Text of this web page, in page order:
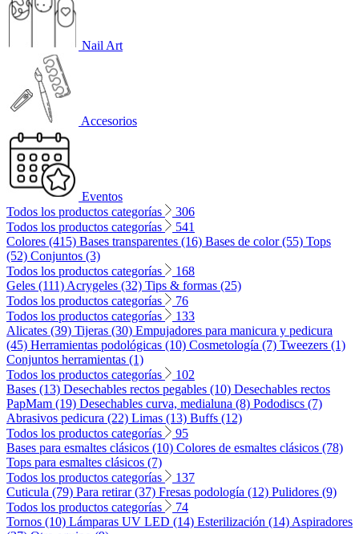
Nail Art
Accesorios
Eventos
Todos los productos categorías
306
Todos los productos categorías
541
Colores (415) Bases transparentes (16) Bases de color (55) Tops
(52) Conjuntos (3)
Todos los productos categorías
168
Geles (111) Acrygeles (32) Tips & formas (25)
Todos los productos categorías
76
Todos los productos categorías
133
Alicates (39) Tijeras (30) Empujadores para manicura y pedicura
(45) Herramientas podológicas (10) Cosmetología (7) Tweezers (1)
Conjuntos herramientas (1)
Todos los productos categorías
102
Bases (13) Desechables rectos pegables (10) Desechables rectos
PapMam (19) Desechables curva, medialuna (8) Pododiscs (7)
Abrasivos pedicura (22) Limas (13) Buffs (12)
Todos los productos categorías
95
Bases para esmaltes clásicos (10) Colores de esmaltes clásicos (78)
Tops para esmaltes clásicos (7)
Todos los productos categorías
137
Cuticula (79) Para retirar (37) Fresas podología (12) Pulidores (9)
Todos los productos categorías
74
Tornos (10) Lámparas UV LED (14) Esterilización (14) Aspiradores